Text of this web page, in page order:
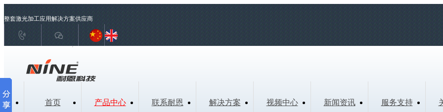
整套激光加工应用解决方案供应商
首页 产品中心 联系耐恩 解决方案 视频中心 新闻资讯 服务支持